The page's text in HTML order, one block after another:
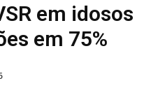
em idosos
em 75%